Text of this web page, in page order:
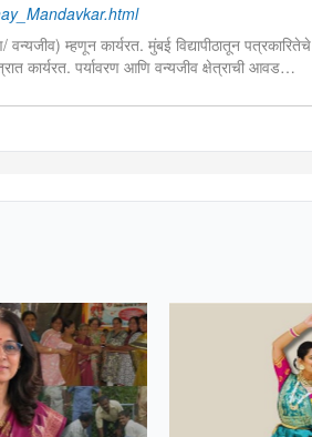
म्हणून कार्यरत. मुंबई विद्यापीठातून पत्रकारितेचे
कार्यरत. पर्यावरण आणि वन्यजीव क्षेत्राची आवड
विशेष प्राविण्य. देशातील महत्वाच्या शास्त्रीय नृत्य